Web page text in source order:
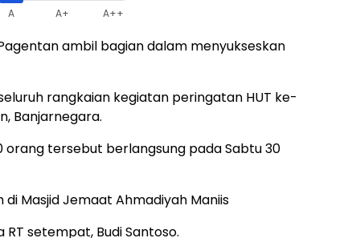
A A+ A++
ambil bagian dalam menyukseskan
rangkaian kegiatan peringatan HUT ke-
Banjarnegara.
orang tersebut berlangsung pada Sabtu 30
di Masjid Jemaat Ahmadiyah Maniis
setempat, Budi Santoso.